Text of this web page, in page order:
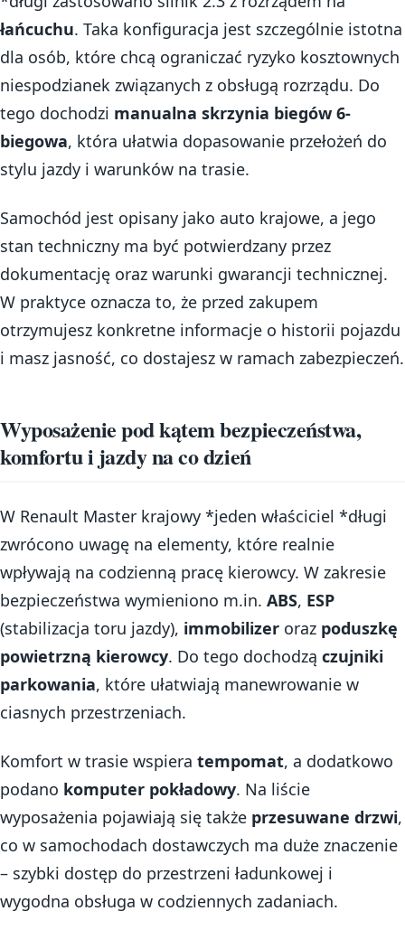
łańcuchu. Taka konfiguracja jest szczególnie istotna
dla osób, które chcą ograniczać ryzyko kosztownych
niespodzianek związanych z obsługą rozrządu. Do
tego dochodzi manualna skrzynia biegów 6-
biegowa, która ułatwia dopasowanie przełożeń do
stylu jazdy i warunków na trasie.
Samochód jest opisany jako auto krajowe, a jego
stan techniczny ma być potwierdzany przez
dokumentację oraz warunki gwarancji technicznej.
W praktyce oznacza to, że przed zakupem
otrzymujesz konkretne informacje o historii pojazdu
i masz jasność, co dostajesz w ramach zabezpieczeń.
Wyposażenie pod kątem bezpieczeństwa,
komfortu i jazdy na co dzień
W Renault Master krajowy *jeden właściciel *długi
zwrócono uwagę na elementy, które realnie
wpływają na codzienną pracę kierowcy. W zakresie
bezpieczeństwa wymieniono m.in. ABS, ESP
(stabilizacja toru jazdy), immobilizer oraz poduszkę
powietrzną kierowcy. Do tego dochodzą czujniki
parkowania, które ułatwiają manewrowanie w
ciasnych przestrzeniach.
Komfort w trasie wspiera tempomat, a dodatkowo
podano komputer pokładowy. Na liście
wyposażenia pojawiają się także przesuwane drzwi,
co w samochodach dostawczych ma duże znaczenie
– szybki dostęp do przestrzeni ładunkowej i
wygodna obsługa w codziennych zadaniach.